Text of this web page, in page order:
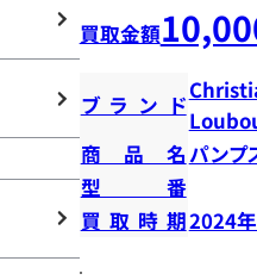
買取金額
ブランド
商品名パンプ
型番
買取時期2024